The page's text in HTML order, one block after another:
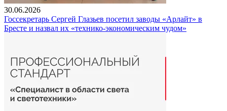
30.06.2026
Госсекретарь Сергей Глазьев посетил заводы «Арлайт» в
Бресте и назвал их «технико-экономическим чудом»